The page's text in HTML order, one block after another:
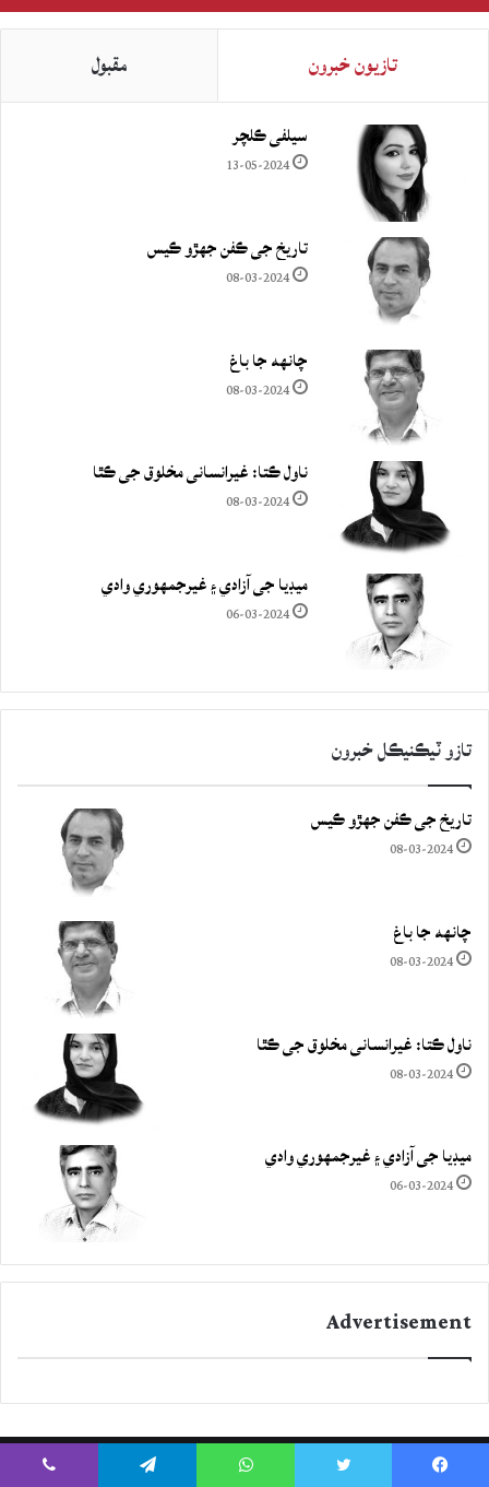
تازيون خبرون مقبول
سيلفي ڪلچر
13-05-2024
تاريخ جي ڪفن جھڙو ڪيس
08-03-2024
چانهه جا باغ
08-03-2024
ناول ڪتا: غيرانساني مخلوق جي ڪٿا
08-03-2024
ميڊيا جي آزادي ۽ غيرجمھوري وادي
06-03-2024
تازو ٽيڪنيڪل خبرون
تاريخ جي ڪفن جھڙو ڪيس
08-03-2024
چانهه جا باغ
08-03-2024
ناول ڪتا: غيرانساني مخلوق جي ڪٿا
08-03-2024
ميڊيا جي آزادي ۽ غيرجمھوري وادي
06-03-2024
Advertisement